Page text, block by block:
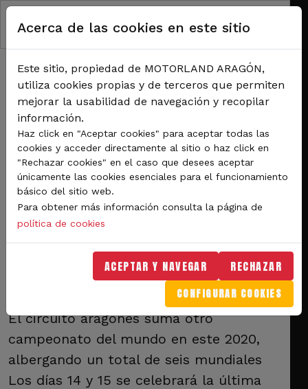
Pasar al contenido principal
RUTA DE NAVEGACIÓN
MotorLand Aragón cerrará el Campeonato del Mundo de Turismos 2020 con un
gran evento final
MotorLand Aragón cerrará
el Campeonato del Mundo
de Turismos 2020 con un
gran evento final
El circuito aragonés suma otro
campeonato del mundo en este 2020,
albergando un total de seis mundiales
Los días 14 y 15 se celebrará la última
Acerca de las cookies en este sitio
Este sitio, propiedad de MOTORLAND ARAGÓN,
utiliza cookies propias y de terceros que permiten
mejorar la usabilidad de navegación y recopilar
información.
Haz click en "Aceptar cookies" para aceptar todas las
cookies y acceder directamente al sitio o haz click en
"Rechazar cookies" en el caso que desees aceptar
únicamente las cookies esenciales para el funcionamiento
básico del sitio web.
Para obtener más información consulta la página de
política de cookies
ACEPTAR Y NAVEGAR RECHAZAR
CONFIGURAR COOKIES